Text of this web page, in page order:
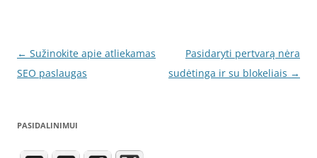
Post
navigation
← Sužinokite apie atliekamas
SEO paslaugas
Pasidaryti pertvarą nėra
sudėtinga ir su blokeliais →
PASIDALINIMUI